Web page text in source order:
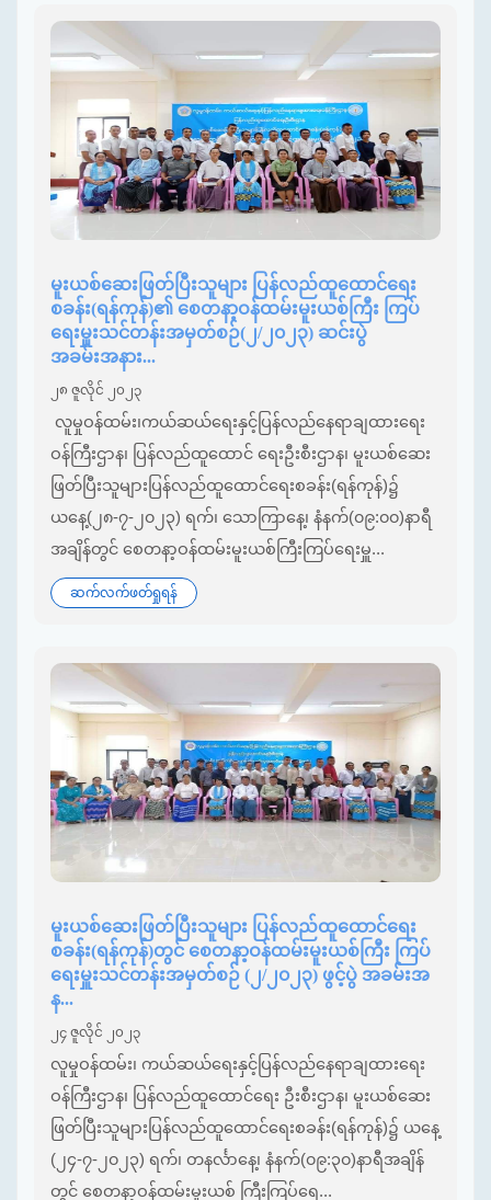
မူးယစ်ဆေးဖြတ်ပြီးသူများ ပြန်လည်ထူထောင်ရေး
စခန်း(ရန်ကုန်)၏ စေတနာ့ဝန်ထမ်းမူးယစ်ကြီး ကြပ်
ရေးမှူးသင်တန်းအမှတ်စဉ်(၂/၂၀၂၃) ဆင်းပွဲ
အခမ်းအနား...
၂၈ ဇူလိုင် ၂၀၂၃
လူမှုဝန်ထမ်း၊ကယ်ဆယ်ရေးနှင့်ပြန်လည်နေရာချထားရေး
ဝန်ကြီးဌာန၊ ပြန်လည်ထူထောင် ရေးဦးစီးဌာန၊ မူးယစ်ဆေး
ဖြတ်ပြီးသူများပြန်လည်ထူထောင်ရေးစခန်း(ရန်ကုန်)၌
ယနေ့(၂၈-၇-၂၀၂၃) ရက်၊ သောကြာနေ့၊ နံနက်(၀၉:၀၀)နာရီ
အချိန်တွင် စေတနာ့ဝန်ထမ်းမူးယစ်ကြီးကြပ်ရေးမှူ...
ဆက်လက်ဖတ်ရှုရန်
မူးယစ်ဆေးဖြတ်ပြီးသူများ ပြန်လည်ထူထောင်ရေး
စခန်း(ရန်ကုန်)တွင် စေတနာ့ဝန်ထမ်းမူးယစ်ကြီး ကြပ်
ရေးမှူးသင်တန်းအမှတ်စဉ် (၂/၂၀၂၃) ဖွင့်ပွဲ အခမ်းအ
န...
၂၄ ဇူလိုင် ၂၀၂၃
လူမှုဝန်ထမ်း၊ ကယ်ဆယ်ရေးနှင့်ပြန်လည်နေရာချထားရေး
ဝန်ကြီးဌာန၊ ပြန်လည်ထူထောင်ရေး ဦးစီးဌာန၊ မူးယစ်ဆေး
ဖြတ်ပြီးသူများပြန်လည်ထူထောင်ရေးစခန်း(ရန်ကုန်)၌ ယနေ့
(၂၄-၇-၂၀၂၃) ရက်၊ တနင်္လာနေ့၊ နံနက်(၀၉:၃၀)နာရီအချိန်
တွင် စေတနာ့ဝန်ထမ်းမူးယစ် ကြီးကြပ်ရေ...